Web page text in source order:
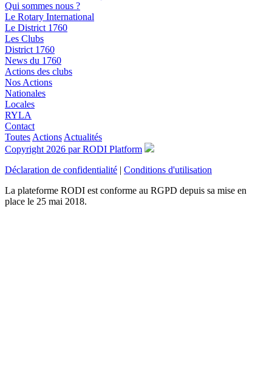
Qui sommes nous ?
Le Rotary International
Le District 1760
Les Clubs
District 1760
News du 1760
Actions des clubs
Nos Actions
Nationales
Locales
RYLA
Contact
Toutes Actions Actualités
Copyright 2026 par RODI Platform
Déclaration de confidentialité | Conditions d'utilisation
La plateforme RODI est conforme au RGPD depuis sa mise en
place le 25 mai 2018.